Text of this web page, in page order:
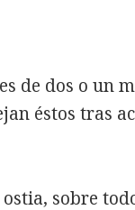
de dos o un
éstos tras
sobre